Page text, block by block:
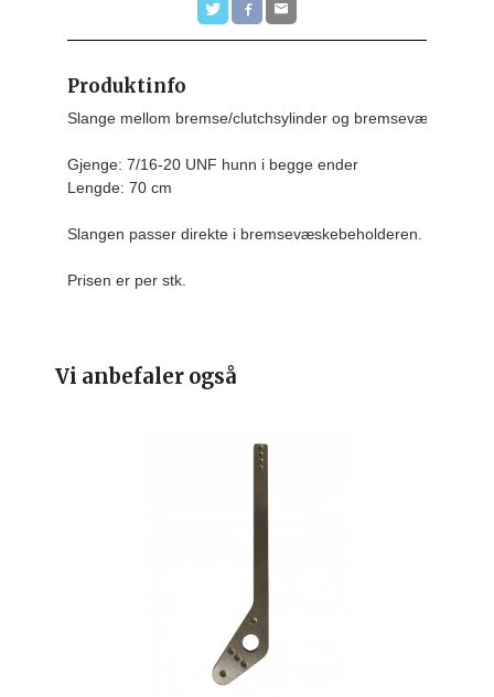
Produktinfo
Slange mellom bremse/clutchsylinder og
Gjenge: 7/16-20 UNF hunn i begge ender
Lengde: 70 cm
Slangen passer direkte i bremsevæskebeholderen.
Prisen er per stk.
Vi anbefaler også